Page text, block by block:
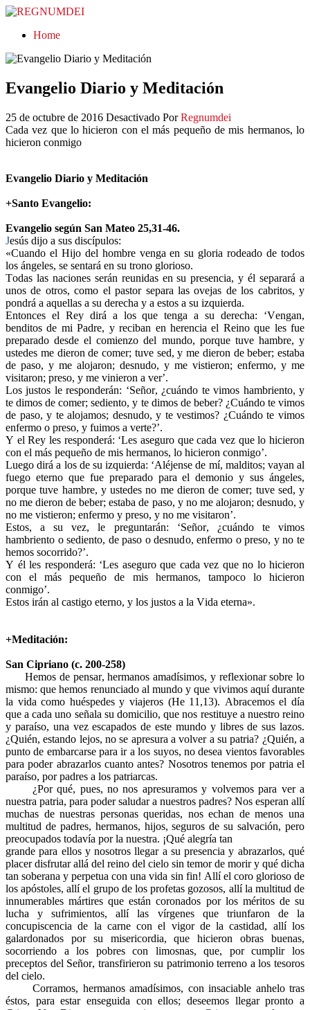
REGNUMDEI
Home
Evangelio Diario y Meditación
25 de octubre de 2016 Desactivado Por Regnumdei
Cada vez que lo hicieron con el más pequeño de mis hermanos, lo
hicieron conmigo
Evangelio Diario y Meditación
+Santo Evangelio:
Evangelio según San Mateo 25,31-46.
Jesús dijo a sus discípulos:
«Cuando el Hijo del hombre venga en su gloria rodeado de todos
los ángeles, se sentará en su trono glorioso.
Todas las naciones serán reunidas en su presencia, y él separará a
unos de otros, como el pastor separa las ovejas de los cabritos, y
pondrá a aquellas a su derecha y a estos a su izquierda.
Entonces el Rey dirá a los que tenga a su derecha: ‘Vengan,
benditos de mi Padre, y reciban en herencia el Reino que les fue
preparado desde el comienzo del mundo, porque tuve hambre, y
ustedes me dieron de comer; tuve sed, y me dieron de beber; estaba
de paso, y me alojaron; desnudo, y me vistieron; enfermo, y me
visitaron; preso, y me vinieron a ver’.
Los justos le responderán: ‘Señor, ¿cuándo te vimos hambriento, y
te dimos de comer; sediento, y te dimos de beber? ¿Cuándo te vimos
de paso, y te alojamos; desnudo, y te vestimos? ¿Cuándo te vimos
enfermo o preso, y fuimos a verte?’.
Y el Rey les responderá: ‘Les aseguro que cada vez que lo hicieron
con el más pequeño de mis hermanos, lo hicieron conmigo’.
Luego dirá a los de su izquierda: ‘Aléjense de mí, malditos; vayan al
fuego eterno que fue preparado para el demonio y sus ángeles,
porque tuve hambre, y ustedes no me dieron de comer; tuve sed, y
no me dieron de beber; estaba de paso, y no me alojaron; desnudo, y
no me vistieron; enfermo y preso, y no me visitaron’.
Estos, a su vez, le preguntarán: ‘Señor, ¿cuándo te vimos
hambriento o sediento, de paso o desnudo, enfermo o preso, y no te
hemos socorrido?’.
Y él les responderá: ‘Les aseguro que cada vez que no lo hicieron
con el más pequeño de mis hermanos, tampoco lo hicieron
conmigo’.
Estos irán al castigo eterno, y los justos a la Vida eterna».
+Meditación:
San Cipriano (c. 200-258)
Hemos de pensar, hermanos amadísimos, y reflexionar sobre lo
mismo: que hemos renunciado al mundo y que vivimos aquí durante
la vida como huéspedes y viajeros (He 11,13). Abracemos el día
que a cada uno señala su domicilio, que nos restituye a nuestro reino
y paraíso, una vez escapados de este mundo y libres de sus lazos.
¿Quién, estando lejos, no se apresura a volver a su patria? ¿Quién, a
punto de embarcarse para ir a los suyos, no desea vientos favorables
para poder abrazarlos cuanto antes? Nosotros tenemos por patria el
paraíso, por padres a los patriarcas.
¿Por qué, pues, no nos apresuramos y volvemos para ver a
nuestra patria, para poder saludar a nuestros padres? Nos esperan allí
muchas de nuestras personas queridas, nos echan de menos una
multitud de padres, hermanos, hijos, seguros de su salvación, pero
preocupados todavía por la nuestra. ¡Qué alegría tan
grande para ellos y nosotros llegar a su presencia y abrazarlos, qué
placer disfrutar allá del reino del cielo sin temor de morir y qué dicha
tan soberana y perpetua con una vida sin fin! Allí el coro glorioso de
los apóstoles, allí el grupo de los profetas gozosos, allí la multitud de
innumerables mártires que están coronados por los méritos de su
lucha y sufrimientos, allí las vírgenes que triunfaron de la
concupiscencia de la carne con el vigor de la castidad, allí los
galardonados por su misericordia, que hicieron obras buenas,
socorriendo a los pobres con limosnas, que, por cumplir los
preceptos del Señor, transfirieron su patrimonio terreno a los tesoros
del cielo.
Corramos, hermanos amadísimos, con insaciable anhelo tras
éstos, para estar enseguida con ellos; deseemos llegar pronto a